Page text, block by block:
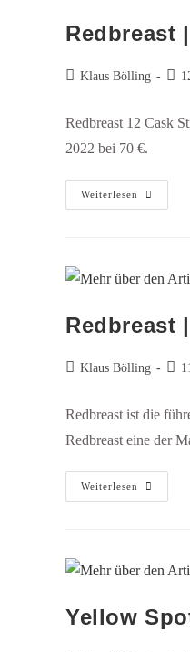
Redbreast
Klaus Bölling
Redbreast 12 Cask
2022 bei 70 €.
Weiterlesen
Redbreast
Klaus Bölling
Redbreast ist die
Redbreast eine der
Weiterlesen
Yellow